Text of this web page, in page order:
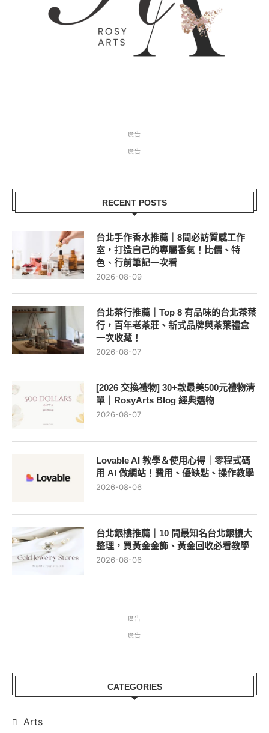
廣告
廣告
RECENT POSTS
台北手作香水推薦｜8間必訪質感工作
室，打造自己的專屬香氣！比價、特
色、行前筆記一次看
2026-08-09
台北茶行推薦｜Top 8 有品味的台北茶葉
行，百年老茶莊、新式品牌與茶葉禮盒
一次收藏！
2026-08-07
[2026 交換禮物] 30+款最美500元禮物清
單｜RosyArts Blog 經典選物
2026-08-07
Lovable AI 教學＆使用心得｜零程式碼
用 AI 做網站！費用、優缺點、操作教學
2026-08-06
台北銀樓推薦｜10 間最知名台北銀樓大
整理，買黃金金飾、黃金回收必看教學
2026-08-06
廣告
廣告
CATEGORIES
Arts